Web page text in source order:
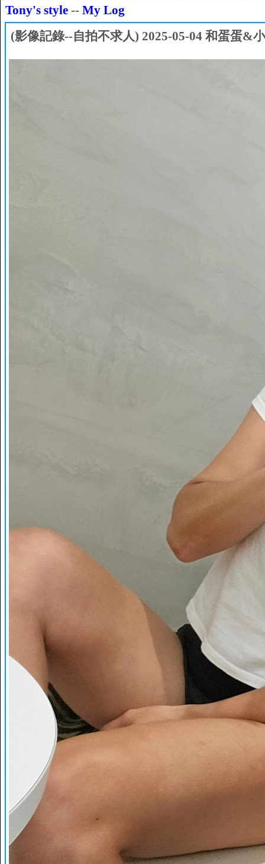
Tony's style -- My Log
(影像記錄--自拍不求人) 2025-05-04 和蛋蛋&